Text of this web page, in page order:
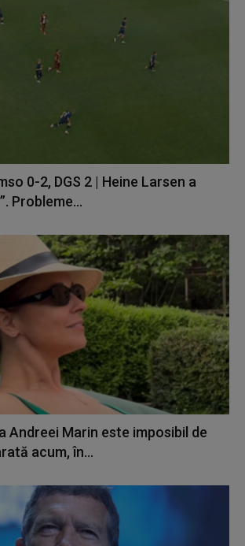
0-2, DGS 2 | Heine Larsen a
Probleme...
Andreei Marin este imposibil de
acum, în...